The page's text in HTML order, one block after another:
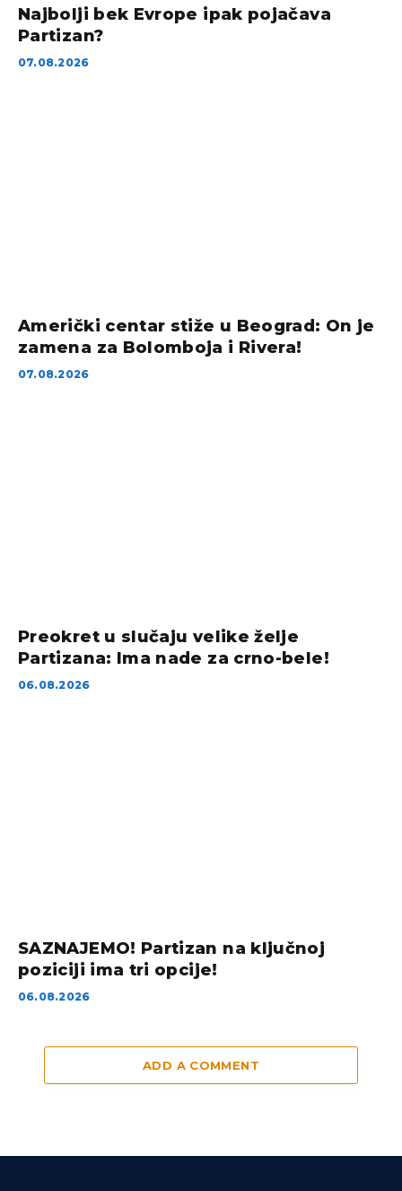
Najbolji bek Evrope ipak pojačava
Partizan?
07.08.2026
Američki centar stiže u Beograd: On je
zamena za Bolomboja i Rivera!
07.08.2026
Preokret u slučaju velike želje
Partizana: Ima nade za crno-bele!
06.08.2026
SAZNAJEMO! Partizan na ključnoj
poziciji ima tri opcije!
06.08.2026
ADD A COMMENT